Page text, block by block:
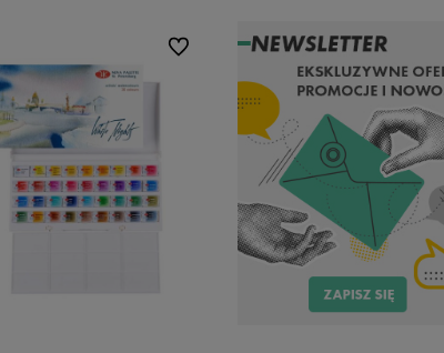
Do ulubionych